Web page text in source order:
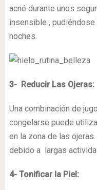
acné durante unos
insensible ,
noches.
3- Reducir Las Ojeras:
Una combinación de
congelarse puede
en la zona de las
debido a largas
4- Tonificar la Piel: